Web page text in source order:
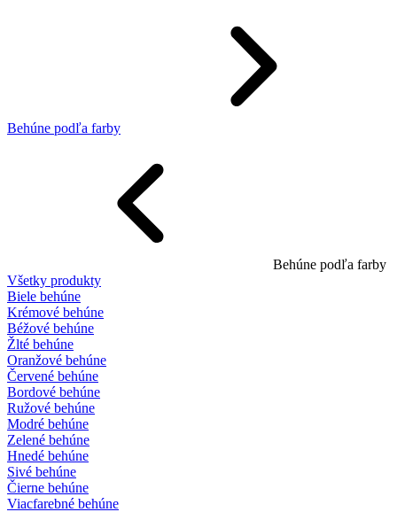
Behúne podľa farby
Behúne podľa farby
Všetky produkty
Biele behúne
Krémové behúne
Béžové behúne
Žlté behúne
Oranžové behúne
Červené behúne
Bordové behúne
Ružové behúne
Modré behúne
Zelené behúne
Hnedé behúne
Sivé behúne
Čierne behúne
Viacfarebné behúne